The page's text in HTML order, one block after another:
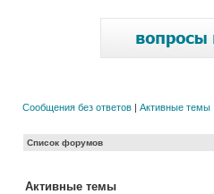
Сообщения без ответов | Активные темы
Список форумов
Активные темы